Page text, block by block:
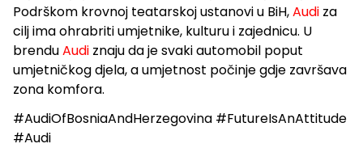
Podrškom krovnoj teatarskoj ustanovi u BiH,Audi za
cilj ima ohrabriti umjetnike, kulturu i zajednicu. U
brenduAudi znaju da je svaki automobil poput
umjetničkog djela, a umjetnost počinje gdje završava
zona komfora.
#AudiOfBosniaAndHerzegovina #FutureIsAnAttitude
#Audi